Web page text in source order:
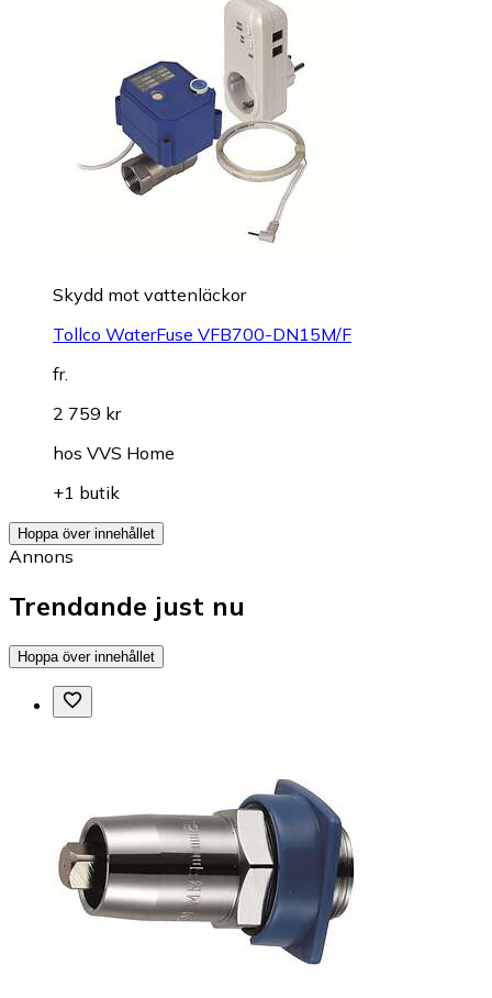
Skydd mot vattenläckor
Tollco WaterFuse VFB700-DN15M/F
fr.
2 759 kr
hos VVS Home
+1 butik
Hoppa över innehållet
Annons
Trendande just nu
Hoppa över innehållet